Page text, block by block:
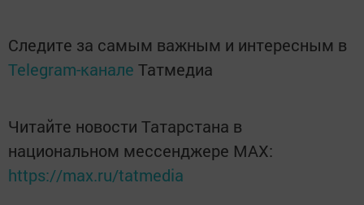
Следите за самым важным и интересным в
Telegram-канале Татмедиа
Читайте новости Татарстана в
национальном мессенджере MАХ:
https://max.ru/tatmedia